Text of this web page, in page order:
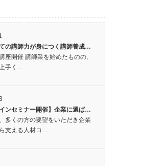
の講師力が身につく講師養成…
座開催 講師業を始めたものの、
手く…
インセミナー開催】企業に選ば…
多くの方の要望をいただき企業
支える人材コ…